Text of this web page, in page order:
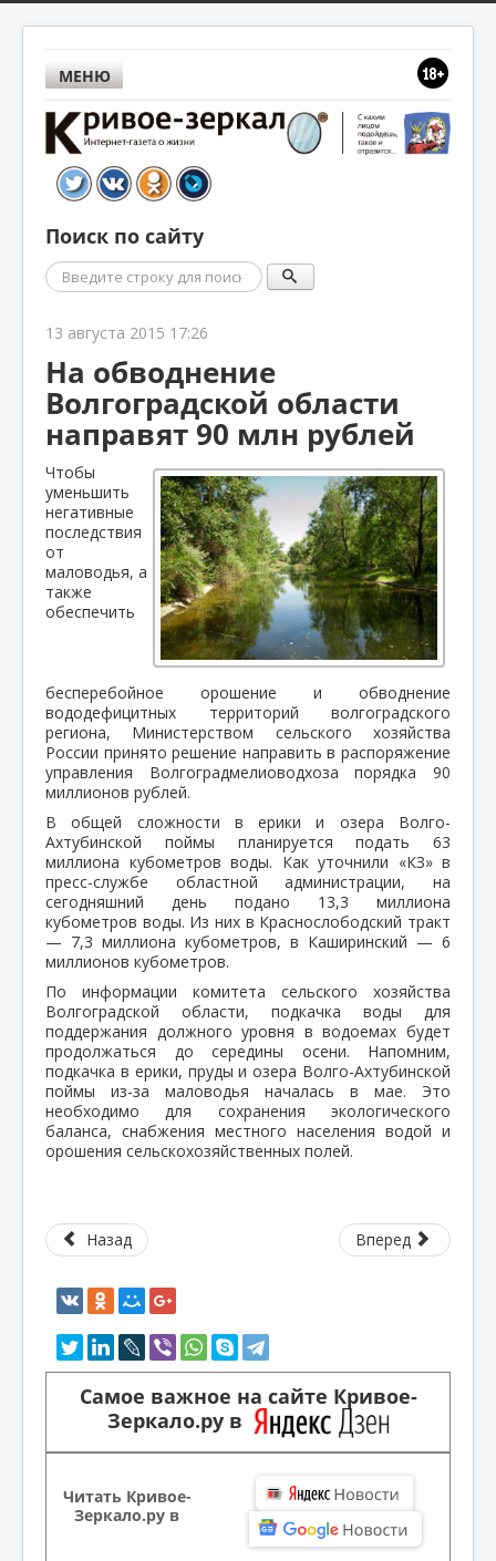
МЕНЮ
Поиск по сайту
Поиск
13 августа 2015 17:26
На обводнение
Волгоградской области
направят 90 млн рублей
Чтобы
уменьшить
негативные
последствия
от
маловодья, а
также
обеспечить
бесперебойное орошение и обводнение
вододефицитных территорий волгоградского
региона, Министерством сельского хозяйства
России принято решение направить в распоряжение
управления Волгоградмелиоводхоза порядка 90
миллионов рублей.
В общей сложности в ерики и озера Волго-
Ахтубинской поймы планируется подать 63
миллиона кубометров воды. Как уточнили «КЗ» в
пресс-службе областной администрации, на
сегодняшний день подано 13,3 миллиона
кубометров воды. Из них в Краснослободский тракт
— 7,3 миллиона кубометров, в Каширинский — 6
миллионов кубометров.
По информации комитета сельского хозяйства
Волгоградской области, подкачка воды для
поддержания должного уровня в водоемах будет
продолжаться до середины осени. Напомним,
подкачка в ерики, пруды и озера Волго-Ахтубинской
поймы из-за маловодья началась в мае. Это
необходимо для сохранения экологического
баланса, снабжения местного населения водой и
орошения сельскохозяйственных полей.
Назад Вперед
Самое важное на сайте Кривое-
Зеркало.ру в
Читать Кривое-
Зеркало.ру в